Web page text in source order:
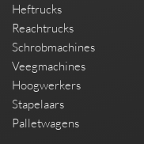
Heftrucks
Reachtrucks
Schrobmachines
Veegmachines
Hoogwerkers
Stapelaars
Palletwagens